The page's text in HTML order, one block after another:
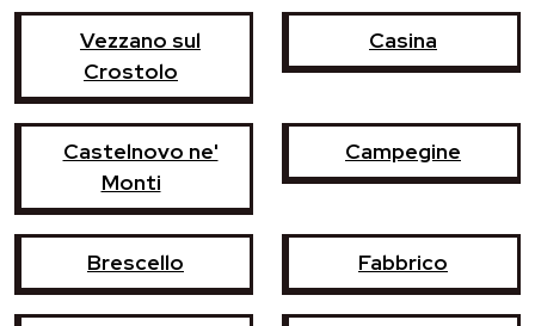
Vezzano sul
Crostolo
Casina
Castelnovo ne'
Monti
Campegine
Brescello Fabbrico